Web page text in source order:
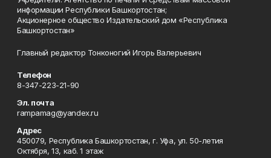
информации Республики Башкортостан;
Акционерное общество Издательский дом «Республика
Башкортостан»
Главный редактор Тонконогий Игорь Валерьевич
Телефон
8-347-223-21-90
Эл. почта
rampamag@yandex.ru
Адрес
450079, Республика Башкортостан, г. Уфа, ул. 50-летия
Октября, 13, каб. 1 этаж